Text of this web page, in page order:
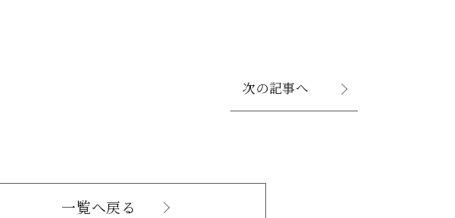
次の記事へ
一覧へ戻る